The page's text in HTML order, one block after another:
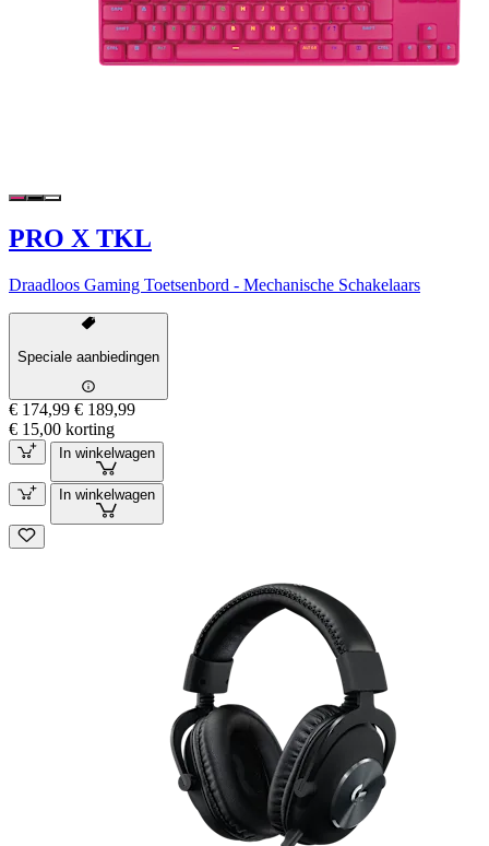
PRO X TKL
Draadloos Gaming Toetsenbord - Mechanische Schakelaars
Speciale aanbiedingen
€ 174,99 € 189,99
€ 15,00 korting
In winkelwagen
In winkelwagen